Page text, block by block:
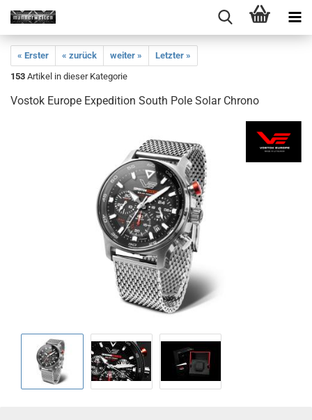
« Erster « zurück weiter »
Letzter »
153 Artikel in dieser Kategorie
Vostok Europe Expedition South Pole Solar Chrono